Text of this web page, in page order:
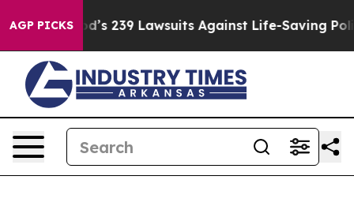
AGP PICKS239 Lawsuits Against Life-Saving Policies